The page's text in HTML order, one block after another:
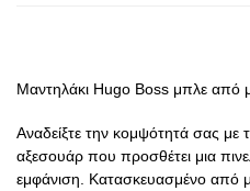
Μαντηλάκι Hugo Boss μπλε από
Αναδείξτε την κομψότητά σας με
αξεσουάρ που προσθέτει μια
εμφάνιση. Κατασκευασμένο από